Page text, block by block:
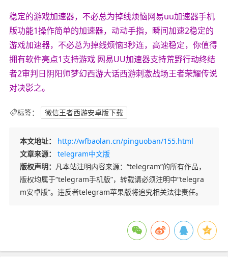
稳定的游戏加速器，不必总为掉线烦恼网易uu加速器手机
版功能1操作简单的加速器，动动手指，瞬间加速2稳定的
游戏加速器，不必总为掉线烦恼3秒连，高速稳定，你值得
拥有软件亮点1支持游戏 网易UU加速器支持荒野行动终结
者2审判日阴阳师梦幻西游大话西游刺激战场王者荣耀传说
对决影之。
标签： 微信王者西游安卓版下载
本文地址：
http://wfbaolan.cn/pinguoban/155.html
文章来源：
telegram中文版
版权声明： 凡本站注明内容来源：“telegram”的所有作品，
版权均属于“telegram手机版”，转载请必须注明中“telegra
m安卓版”。违反者telegram苹果版将追究相关法律责任。